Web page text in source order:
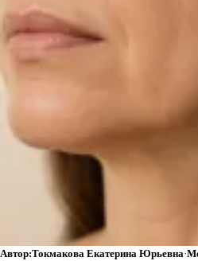
Автор:Токмакова Екатерина Юрьевна·